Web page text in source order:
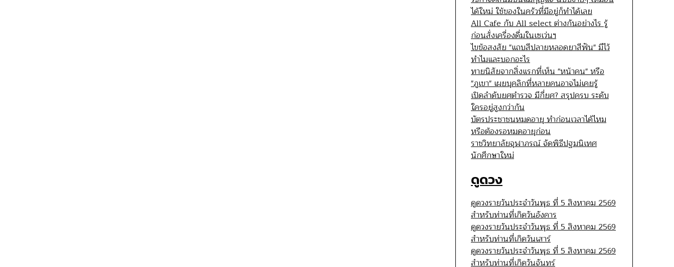
ได้ใหม่ ใช้ของในครัวที่มีอยู่ก็ทำได้เลย
All Cafe กับ All select ต่างกันอย่างไร รู้
ก่อนสั่งเครื่องดื่มในเซเว่นฯ
ไขข้อสงสัย "แถบสีปลายหลอดยาสีฟัน" มีไว้
ทำไมและบอกอะไร
ทายนิสัยจากสิ่งแรกที่เห็น "หน้าคน" หรือ
"ภูเขา" เผยบุคลิกที่หลายคนอาจไม่เคยรู้
เปิดลำดับยศตำรวจ มีกี่ยศ? สรุปครบ ระดับ
ใครอยู่สูงกว่ากัน
บัตรประชาชนหมดอายุ ทำก่อนเวลาได้ไหม
หรือต้องรอหมดอายุก่อน
ราชวิทยาลัยจุฬาภรณ์ จัดพิธีปฐมนิเทศ
นักศึกษาใหม่
ดูดวง
ดูดวงรายวันประจำวันพุธ ที่ 5 สิงหาคม 2569
สำหรับท่านที่เกิดวันอังคาร
ดูดวงรายวันประจำวันพุธ ที่ 5 สิงหาคม 2569
สำหรับท่านที่เกิดวันเสาร์
ดูดวงรายวันประจำวันพุธ ที่ 5 สิงหาคม 2569
สำหรับท่านที่เกิดวันจันทร์